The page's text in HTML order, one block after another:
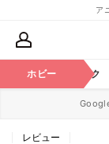
ア
ホビー
鉄道 コミック
レビュー